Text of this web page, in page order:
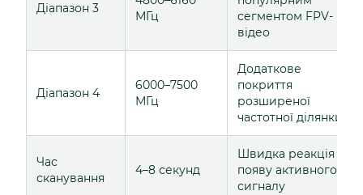
Діапазон 3
МГц
сегментом FPV-
відео
Діапазон 4
6000–7500
МГц
Додаткове
покриття
розширеної
частотної ділянки
Час
сканування
4–8 секунд
Швидка реакція на
появу активного
сигналу